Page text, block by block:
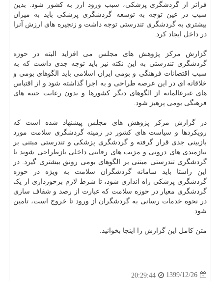
فراتر از گردشگری پزشکی، سبب ورود ارز به کشور شود. بدین
سبب در عین توجه به توسعه گردشگری پزشکی باید به میزان
بیشتری به گردشگری تندرستی توجه داشت و زنجیره های ارزش آنرا
در داخل ایجاد کرد.
گزارش مرکز پژوهش های مجلس می افزاید البته در حوزه
گردشگری تندرستی به این نکته نیز باید توجه جدی داشت که به
سبب اقتضائات فرهنگی و بومی ایران اسلامی باید الگوهای بومی و
خلاقانه ای در این عرصه طراحی و به اجرا گذاشته شود و از اقتباس
های غیرعالمانه از الگوهای دیگر کشورها و بدون رعایت جنبه های
فرهنگی بومی پرهیز شود.
در گزارش مرکز پژوهش های مجلس پیشنهاد شده است که
رویکردها و سیاست های کشور در زمینه گردشگری سلامت مورد
بازبینی جدی قرار گرفته و گردشگری پزشکی و تندرستی مبتنی بر
نیازمندی های درونی و مزیت های رقابتی داخلی بازطراحی شوند تا
گردشگری تندرستی مبتنی بر الگوهای بومی رونق بیشتری گیرد. در
این راستا باید سامانه گردشگران سلامت به ویژه در حوزه
گردشگری پزشکی راه اندازی شود، تا شرط لازم برخورداری از یک
گردشگری معیار در حوزه سلامت که عبارت از رصد و شفاف سازی
در نحوه خدمات رسانی به گردشگران از ورود تا خروج است، تامین
شود.
متن کامل این گزارش را اینجا بخوانید.
1399/12/26
20:29:44